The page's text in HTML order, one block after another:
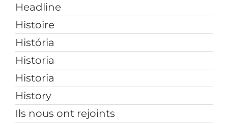
Headline
Histoire
História
Historia
Historia
History
Ils nous ont rejoints